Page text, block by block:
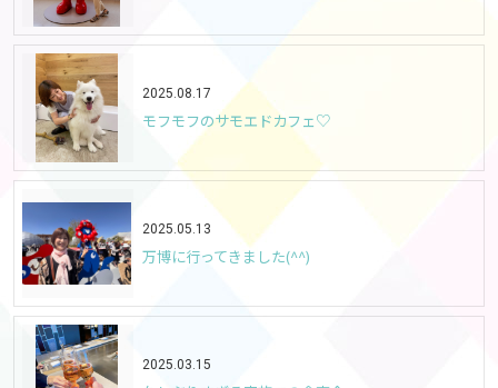
2025.08.17
モフモフのサモエドカフェ♡
2025.05.13
万博に行ってきました(^^)
2025.03.15